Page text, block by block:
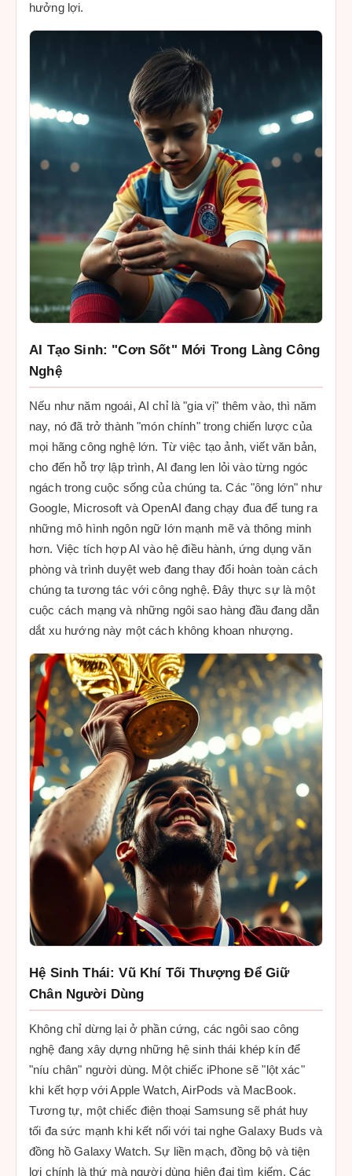
hưởng lợi.
AI Tạo Sinh: "Cơn Sốt" Mới Trong Làng Công
Nghệ
Nếu như năm ngoái, AI chỉ là "gia vị" thêm vào, thì năm
nay, nó đã trở thành "món chính" trong chiến lược của
mọi hãng công nghệ lớn. Từ việc tạo ảnh, viết văn bản,
cho đến hỗ trợ lập trình, AI đang len lỏi vào từng ngóc
ngách trong cuộc sống của chúng ta. Các "ông lớn" như
Google, Microsoft và OpenAI đang chạy đua để tung ra
những mô hình ngôn ngữ lớn mạnh mẽ và thông minh
hơn. Việc tích hợp AI vào hệ điều hành, ứng dụng văn
phòng và trình duyệt web đang thay đổi hoàn toàn cách
chúng ta tương tác với công nghệ. Đây thực sự là một
cuộc cách mạng và những ngôi sao hàng đầu đang dẫn
dắt xu hướng này một cách không khoan nhượng.
Hệ Sinh Thái: Vũ Khí Tối Thượng Để Giữ
Chân Người Dùng
Không chỉ dừng lại ở phần cứng, các ngôi sao công
nghệ đang xây dựng những hệ sinh thái khép kín để
"níu chân" người dùng. Một chiếc iPhone sẽ "lột xác"
khi kết hợp với Apple Watch, AirPods và MacBook.
Tương tự, một chiếc điện thoại Samsung sẽ phát huy
tối đa sức mạnh khi kết nối với tai nghe Galaxy Buds và
đồng hồ Galaxy Watch. Sự liền mạch, đồng bộ và tiện
lợi chính là thứ mà người dùng hiện đại tìm kiếm. Các